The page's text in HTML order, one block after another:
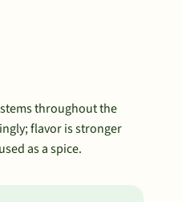
throughout the
flavor is stronger
as a spice.